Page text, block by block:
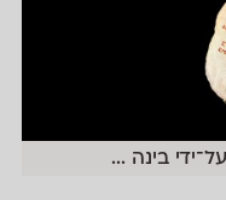
בינה ...